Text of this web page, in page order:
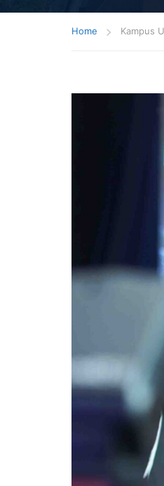
Home Kampus